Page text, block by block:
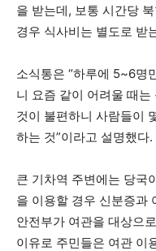
을 받는데, 보통 시간당
경우 식사비는 별도로 받
소식통은 “하루에 5~6명
니 요즘 같이 어려울 때는
것이 불편하니 사람들이
하는 것”이라고 설명했다.
큰 기차역 주변에는 당국
을 이용할 경우 신분증과
안전부가 여관을 대상으
이유로 주민들은 여관 이